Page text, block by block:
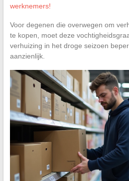
werknemers!
Voor degenen die overwegen om
te kopen, moet deze
verhuizing in het droge seizoen
aanzienlijk.